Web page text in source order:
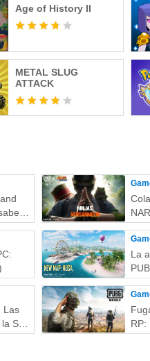
Age of History II
METAL SLUG
ATTACK
Las
S a
La
RP: